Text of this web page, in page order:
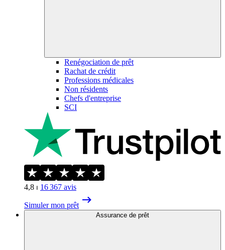
Renégociation de prêt
Rachat de crédit
Professions médicales
Non résidents
Chefs d'entreprise
SCI
4,8 ⏐ 16 367 avis
Simuler mon prêt
Assurance de prêt